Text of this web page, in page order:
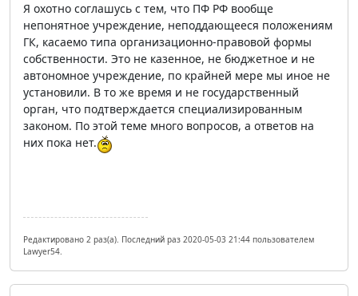
Я охотно соглашусь с тем, что ПФ РФ вообще
непонятное учреждение, неподдающееся положениям
ГК, касаемо типа организационно-правовой формы
собственности. Это не казенное, не бюджетное и не
автономное учреждение, по крайней мере мы иное не
установили. В то же время и не государственный
орган, что подтверждается специализированным
законом. По этой теме много вопросов, а ответов на
них пока нет.
Редактировано 2 раз(а). Последний раз 2020-05-03 21:44 пользователем
Lawyer54.